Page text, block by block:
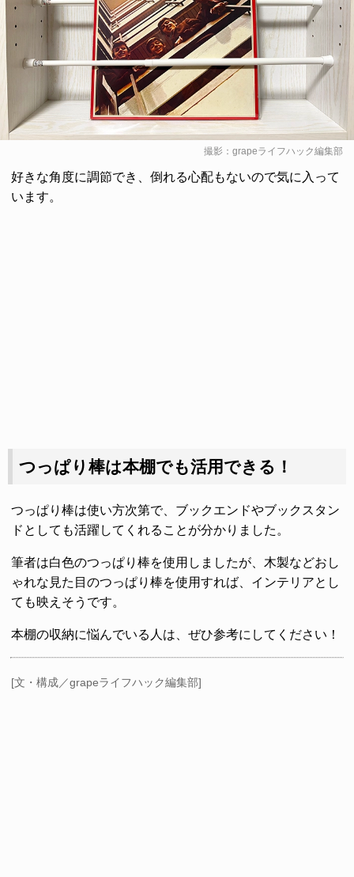
撮影：grapeライフハック編集部
好きな角度に調節でき、倒れる心配もないので気に入って
います。
つっぱり棒は本棚でも活用できる！
つっぱり棒は使い方次第で、ブックエンドやブックスタン
ドとしても活躍してくれることが分かりました。
筆者は白色のつっぱり棒を使用しましたが、木製などおし
ゃれな見た目のつっぱり棒を使用すれば、インテリアとし
ても映えそうです。
本棚の収納に悩んでいる人は、ぜひ参考にしてください！
[文・構成／grapeライフハック編集部]